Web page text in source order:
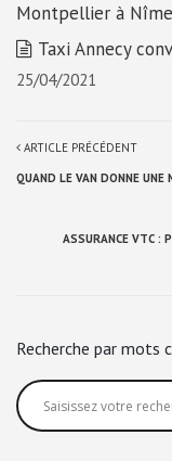
Montpellier à
Taxi Annecy
25/04/2021
ARTICLE PRÉCÉDENT
QUAND LE VAN DONNE
ASSURANCE VTC :
Recherche par mots